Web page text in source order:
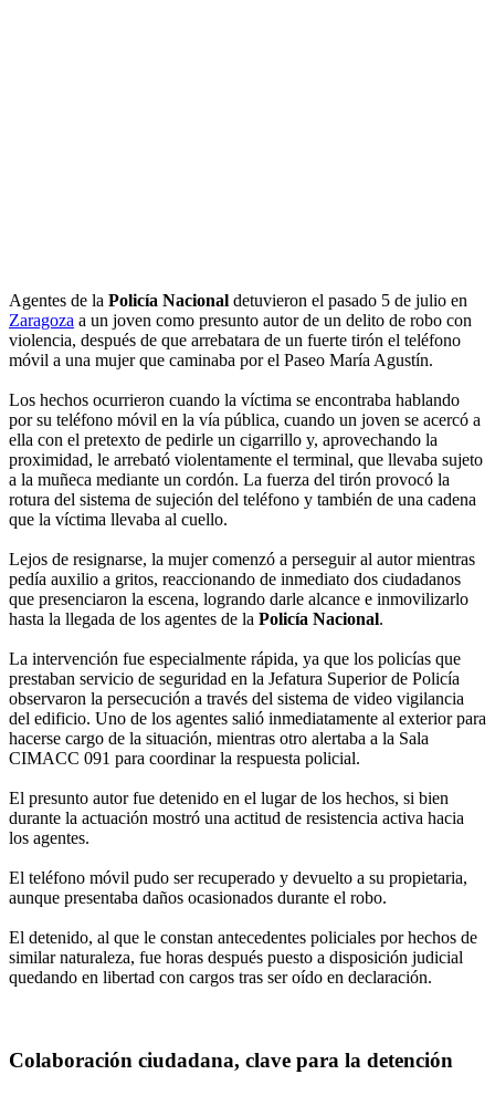
Agentes de la Policía Nacional detuvieron el pasado 5 de julio en
Zaragoza a un joven como presunto autor de un delito de robo con
violencia, después de que arrebatara de un fuerte tirón el teléfono
móvil a una mujer que caminaba por el Paseo María Agustín.
Los hechos ocurrieron cuando la víctima se encontraba hablando
por su teléfono móvil en la vía pública, cuando un joven se acercó a
ella con el pretexto de pedirle un cigarrillo y, aprovechando la
proximidad, le arrebató violentamente el terminal, que llevaba sujeto
a la muñeca mediante un cordón. La fuerza del tirón provocó la
rotura del sistema de sujeción del teléfono y también de una cadena
que la víctima llevaba al cuello.
Lejos de resignarse, la mujer comenzó a perseguir al autor mientras
pedía auxilio a gritos, reaccionando de inmediato dos ciudadanos
que presenciaron la escena, logrando darle alcance e inmovilizarlo
hasta la llegada de los agentes de la Policía Nacional.
La intervención fue especialmente rápida, ya que los policías que
prestaban servicio de seguridad en la Jefatura Superior de Policía
observaron la persecución a través del sistema de video vigilancia
del edificio. Uno de los agentes salió inmediatamente al exterior para
hacerse cargo de la situación, mientras otro alertaba a la Sala
CIMACC 091 para coordinar la respuesta policial.
El presunto autor fue detenido en el lugar de los hechos, si bien
durante la actuación mostró una actitud de resistencia activa hacia
los agentes.
El teléfono móvil pudo ser recuperado y devuelto a su propietaria,
aunque presentaba daños ocasionados durante el robo.
El detenido, al que le constan antecedentes policiales por hechos de
similar naturaleza, fue horas después puesto a disposición judicial
quedando en libertad con cargos tras ser oído en declaración.
Colaboración ciudadana, clave para la detención